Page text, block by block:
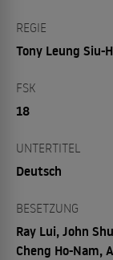
REGIE
Tony Leung Siu-
FSK
18
UNTERTITEL
Deutsch
BESETZUNG
Ray Lui, John
Cheng Ho-Nam,